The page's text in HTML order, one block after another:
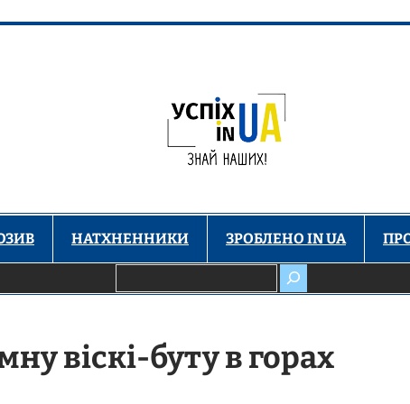
НАТХНЕННИКИ ЗРОБЛЕНО IN UA
віскі-буту в горах